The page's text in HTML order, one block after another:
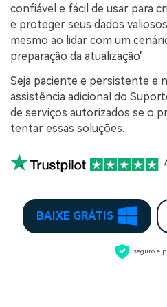
confiável e fácil de usar para
e proteger seus dados
mesmo ao lidar com um
preparação da atualização".
Seja paciente e persistente e
assistência adicional do
de serviços autorizados se o
tentar essas soluções.
BAIXE GRÁTIS
seguro e